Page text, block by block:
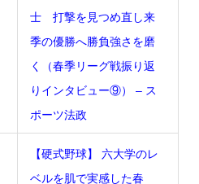
士 打撃を見つめ直し来
季の優勝へ勝負強さを磨
く（春季リーグ戦振り返
りインタビュー⑨） – ス
ポーツ法政
【硬式野球】 六大学のレ
ベルを肌で実感した春